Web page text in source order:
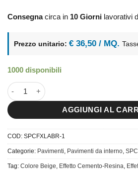
Consegnacirca in 10 Giorni lavorativi
Prezzo unitario: € 36,50 / MQ.
1000 disponibili
60x120 Ambrym - SPC ad incastro
AGGIUNGI AL
COD: SPCFXLABR-1
Categorie: Pavimenti Pavimenti da interno
Tag: Colore Beige Effetto Cemento-Resina